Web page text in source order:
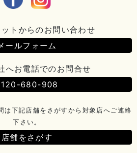
トからのお問い合わせ
ールフォーム
へお電話でのお問合せ
680-908
は下記店舗をさがすから対象店へご連絡
下さい。
店舗をさがす